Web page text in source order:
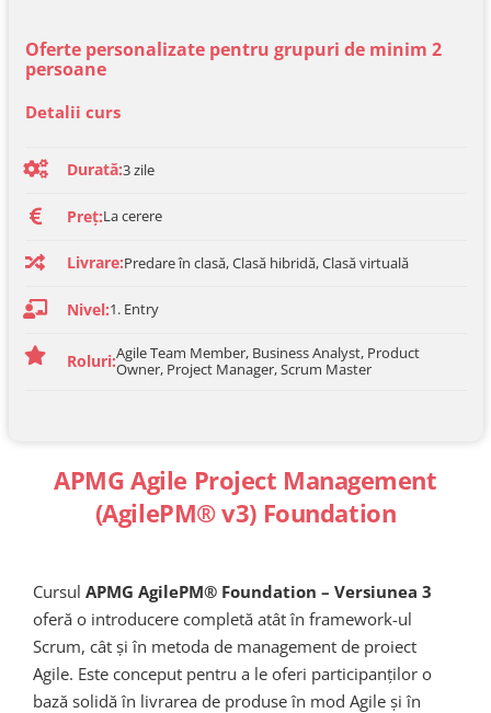
APMG Agile Project Management
(AgilePM® v3) Foundation
Cursul APMG AgilePM® Foundation – Versiunea 3
oferă o introducere completă atât în framework-ul
Scrum, cât și în metoda de management de proiect
Agile. Este conceput pentru a le oferi participanților o
bază solidă în livrarea de produse în mod Agile și în
Oferte personalizate pentru grupuri de minim 2
persoane
Detalii curs
Durată:3zile
Preț:La cerere
Livrare:Predare în clasă, Clasă hibridă, Clasă virtuală
Nivel:1. Entry
Roluri:Agile Team Member, Business Analyst, Product
Owner, Project Manager, Scrum Master